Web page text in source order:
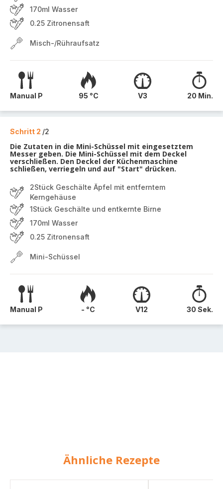
170ml Wasser
0.25 Zitronensaft
Misch-/Rühraufsatz
Manual P 95 °C V3 20 Min.
Schritt 2 /2
Die Zutaten in die Mini-Schüssel mit eingesetztem
Messer geben. Die Mini-Schüssel mit dem Deckel
verschließen. Den Deckel der Küchenmaschine
schließen, verriegeln und auf "Start" drücken.
2Stück Geschälte Äpfel mit entferntem
Kerngehäuse
1Stück Geschälte und entkernte Birne
170ml Wasser
0.25 Zitronensaft
Mini-Schüssel
Manual P - °C V12 30 Sek.
Ähnliche Rezepte